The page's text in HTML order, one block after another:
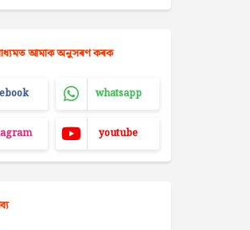
আমাক অনুসৰণ কৰক
whatsapp
youtube